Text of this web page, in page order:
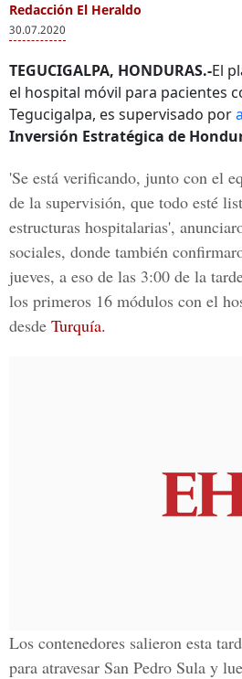
Redacción El Heraldo
30.07.2020
TEGUCIGALPA, HONDURAS.-El
el hospital móvil para pacientes
Tegucigalpa, es supervisado por
Inversión Estratégica de
'Se está verificando, junto con el
de la supervisión, que todo esté
estructuras hospitalarias',
sociales, donde también
jueves, a eso de las 3:00 de la
los primeros 16 módulos con el
desde Turquía.
Los contenedores salieron esta
para atravesar San Pedro Sula y